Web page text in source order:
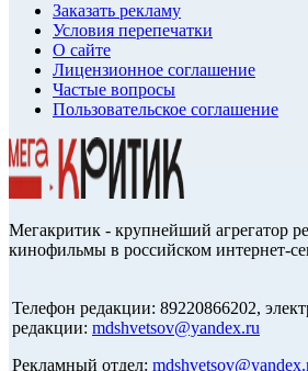
Заказать рекламу
Условия перепечатки
О сайте
Лицензионное соглашение
Частые вопросы
Пользовательское соглашение
Мегакритик - крупнейший агрегатор
кинофильмы в российском интернет-
Телефон редакции: 89220866202,
редакции: mdshvetsov@yandex.ru
Рекламный отдел: